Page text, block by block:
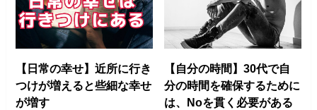
【日常の幸せ】近所に行き
つけが増えると些細な幸せ
が増す
【自分の時間】30代で自
分の時間を確保するために
は、Noを貫く必要がある